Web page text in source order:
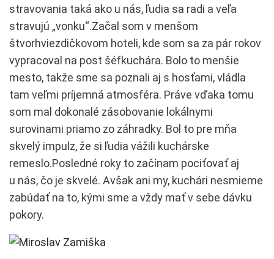
stravovania taká ako u nás, ľudia sa radi a veľa
stravujú „vonku“.Začal som v menšom
štvorhviezdičkovom hoteli, kde som sa za pár rokov
vypracoval na post šéfkuchára. Bolo to menšie
mesto, takže sme sa poznali aj s hosťami, vládla
tam veľmi príjemná atmosféra. Práve vďaka tomu
som mal dokonalé zásobovanie lokálnymi
surovinami priamo zo záhradky. Bol to pre mňa
skvelý impulz, že si ľudia vážili kuchárske
remeslo.Posledné roky to začínam pociťovať aj
u nás, čo je skvelé. Avšak ani my, kuchári nesmieme
zabúdať na to, kými sme a vždy mať v sebe dávku
pokory.